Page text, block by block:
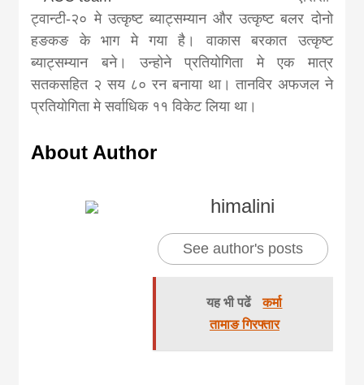
ट्वान्टी-२० मे उत्कृष्ट ब्याट्सम्यान और उत्कृष्ट बलर दोनो
हङकङ के भाग मे गया है। वाकास बरकात उत्कृष्ट
ब्याट्सम्यान बने। उन्होने प्रतियोगिता मे एक मात्र
सतकसहित २ सय ८० रन बनाया था। तानविर अफजल ने
प्रतियोगिता मे सर्वाधिक ११ विकेट लिया था।
About Author
himalini
See author's posts
यह भी पढें
कर्मा
तामाङ गिरफ्तार